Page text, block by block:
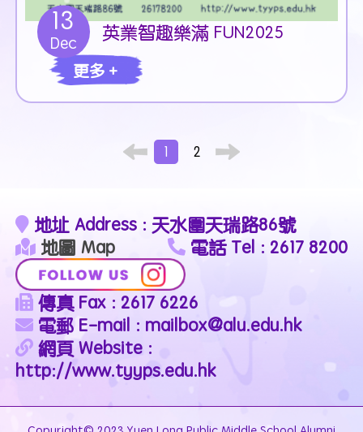
13
Dec 英業智趣樂滿 FUN2025
更多 +
1 2
地址 Address : 天水圍天瑞路86號
地圖 Map
電話 Tel : 2617 8200
傳真 Fax : 2617 6226
電郵 E-mail : mailbox@alu.edu.hk
網頁 Website :
http://www.tyyps.edu.hk